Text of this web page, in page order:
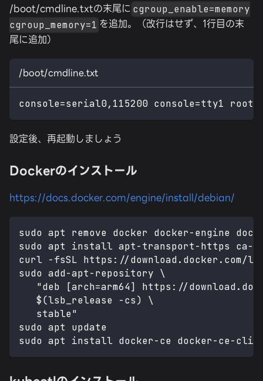
/boot/cmdline.txtの末尾に cgroup_enable=memory
cgroup_memory=1 を追加。（改行はせず、1行目の末
尾に追加）
/boot/cmdline.txt
console=serial0,115200 console=tty1
設定後、再起動しましょう
Dockerのインストール
https://docs.docker.com/engine/install/debian/
sudo apt remove docker docker-engine
sudo apt install apt-transport-https ca-
curl -fsSL https://download.docker.com/
sudo add-apt-repository \
"deb [arch=arm64] https://
   $(lsb_release -cs) \
   stable"
sudo apt update
sudo apt install docker-ce docker-ce-cli